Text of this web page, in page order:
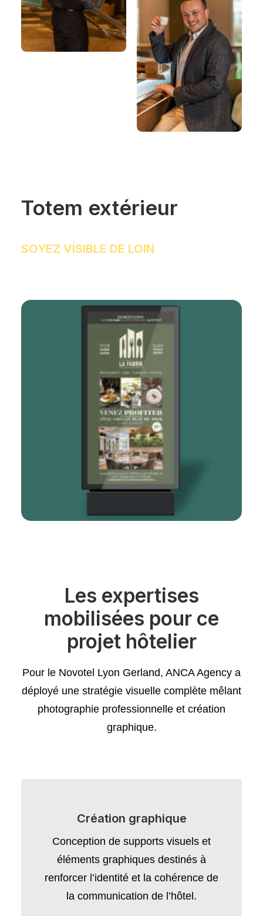
Totem extérieur
SOYEZ VISIBLE DE LOIN
Les expertises
mobilisées pour ce
projet hôtelier
Pour le Novotel Lyon Gerland, ANCA Agency a
déployé une stratégie visuelle complète mêlant
photographie professionnelle et création
graphique.
Création graphique
Conception de supports visuels et
éléments graphiques destinés à
renforcer l’identité et la cohérence de
la communication de l’hôtel.